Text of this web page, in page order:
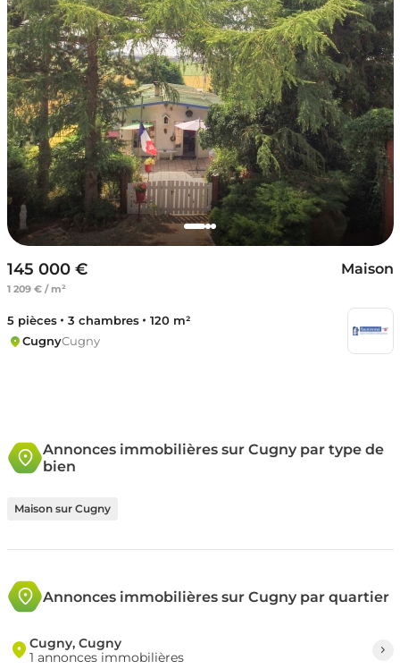
145 000 €
1 209 € / m²
Maison
5 pièces 3 chambres
120 m²
CugnyCugny
Annonces immobilières sur Cugny par type de
bien
Maison sur Cugny
Annonces immobilières sur Cugny par quartier
Cugny, Cugny
1 annonces immobilières